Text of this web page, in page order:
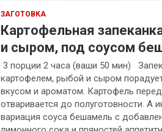
ЗАГОТОВКА
Картофельная
и сыром, под соусом
3 порции 2 часа (ваши 50 мин)
картофелем, рыбой и сыром
вкусом и ароматом. Картофель
отваривается до полуготовности. А
вариация соуса бешамель с